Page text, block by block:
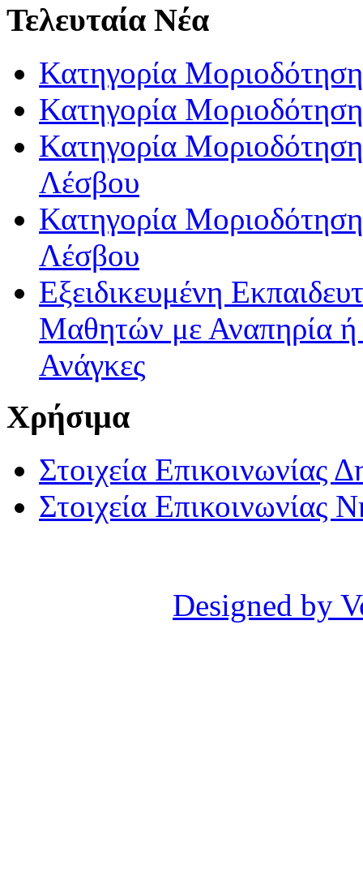
Τελευταία Νέα
Κατηγορία
Κατηγορία
Κατηγορία
Λέσβου
Κατηγορία
Λέσβου
Εξειδικευμένη
Μαθητών με Αναπηρία ή /
Ανάγκες
Χρήσιμα
Στοιχεία Επικοινωνίας
Στοιχεία Επικοινωνίας
Designed by